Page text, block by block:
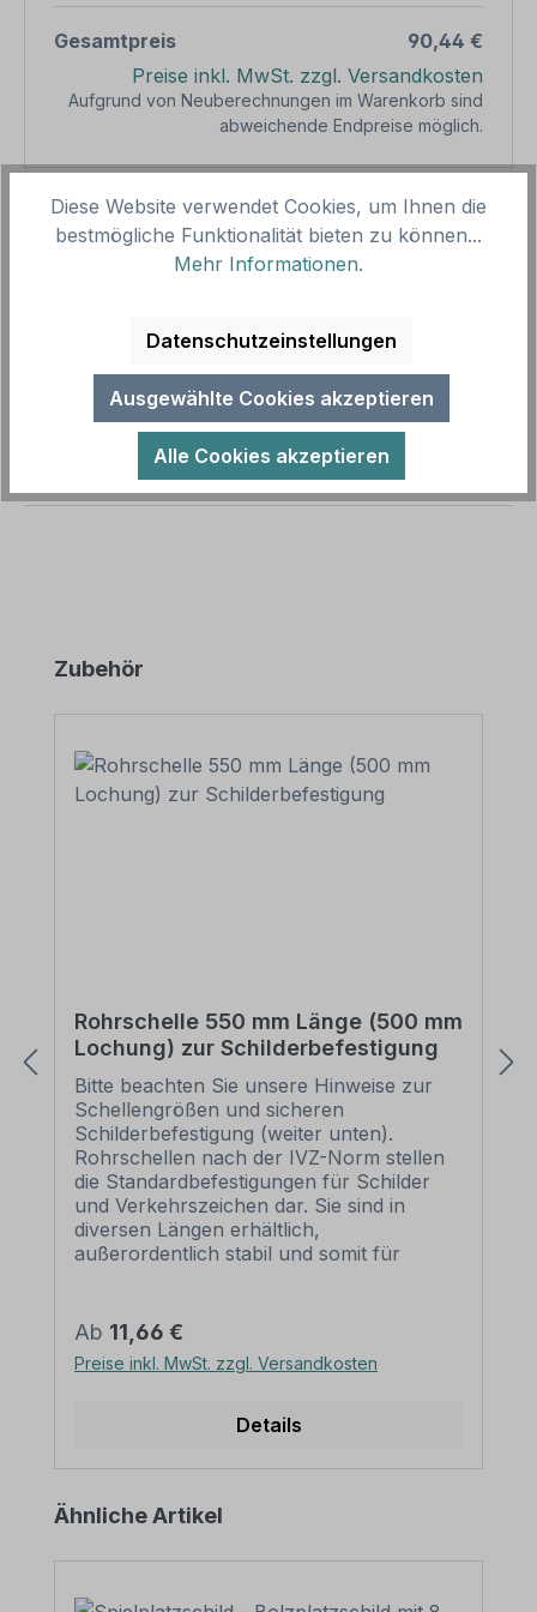
Gesamtpreis
90,44 €
Preise inkl. MwSt. zzgl. Versandkosten
Aufgrund von Neuberechnungen im Warenkorb sind
abweichende Endpreise möglich.
Produkt Anzahl: Gib den
1 In den Warenkorb
Produktnummer:SH17556
Beschreibung
Dieses Spielplatzschild Schaukel - Sandkasten mit
frei zu wählenden Piktogrammen ist ein
Spielplatzschild aus unserer erfolg…Mehr
Produktgalerie überspringen
Zubehör
Rohrschelle 550 mm Länge (500 mm
Lochung) zur Schilderbefestigung
Bitte beachten Sie unsere Hinweise zur
Schellengrößen und sicheren
Schilderbefestigung (weiter unten).
Rohrschellen nach der IVZ-Norm stellen
die Standardbefestigungen für Schilder
und Verkehrszeichen dar. Sie sind in
diversen Längen erhältlich,
außerordentlich stabil und somit für
eine sichere Befestigung von Schildern mit
einer Höhe über 200 mm werden zwei
Rohrschellen benötigt. Merkmale dieser
Norm: nach IVZ Material: Stahl,
Verschrauben Schellenlänge: ca. 550
Schilderbefestigung: Lochabstand 500
Rohrschelle, 2 Schrauben und 2 Muttern
Regulärer Preis:
Ab 11,66 €
Preise inkl. MwSt. zzgl. Versandkosten
Details
Produktgalerie überspringen
Ähnliche Artikel
Diese Website verwendet Cookies, um Ihnen die
bestmögliche Funktionalität bieten zu können...
Mehr Informationen.
Datenschutzeinstellungen
Ausgewählte Cookies akzeptieren
Alle Cookies akzeptieren